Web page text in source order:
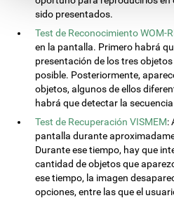
sido presentados.
Test de Reconocimiento WOM-
en la pantalla. Primero habrá
presentación de los tres
posible. Posteriormente,
objetos, algunos de ellos
habrá que detectar la
Test de Recuperación VISMEM:
pantalla durante
Durante ese tiempo, hay que
cantidad de objetos que
ese tiempo, la imagen
opciones, entre las que el